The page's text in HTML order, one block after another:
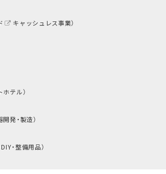
キャッシュレス事業）
ホテル）
発・製造）
・整備用品）